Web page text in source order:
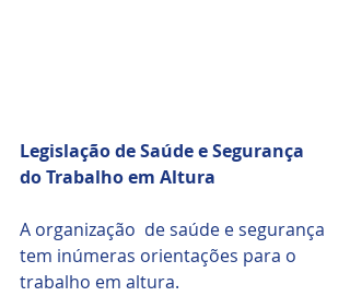
Legislação de Saúde e Segurança
do Trabalho em Altura
A organização  de saúde e segurança
tem inúmeras orientações para o
trabalho em altura.